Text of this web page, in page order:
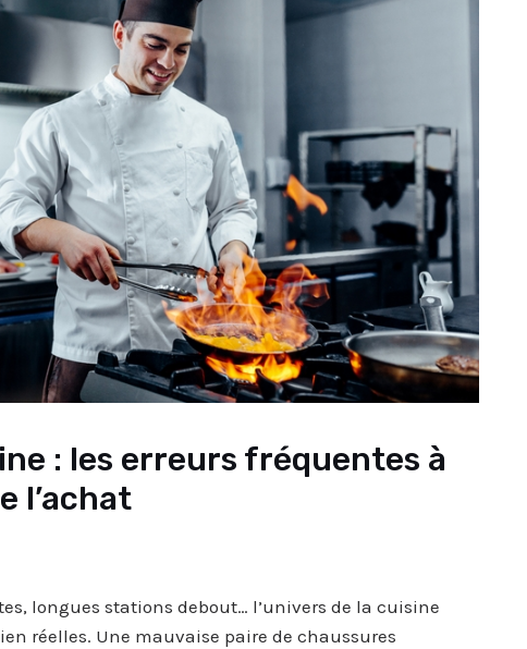
: les erreurs fréquentes à
l’achat
longues stations debout… l’univers de la cuisine
réelles. Une mauvaise paire de chaussures